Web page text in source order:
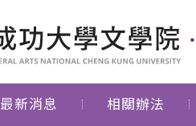
最新消息 相關辦法